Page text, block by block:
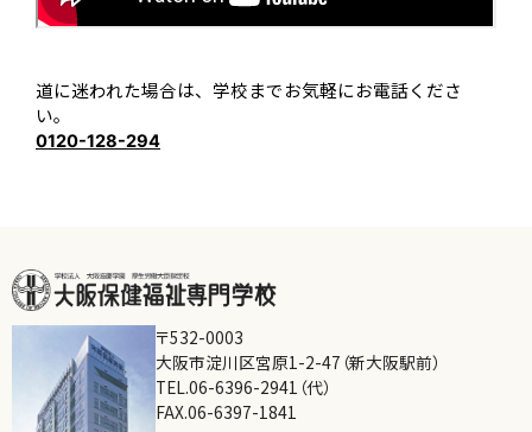
道に迷われた場合は、学校までお気軽にお電話くださ
い。
0120-128-294
〒532-0003
大阪市淀川区宮原1-2-47（新大阪駅前）
TEL.06-6396-2941（代）
FAX.06-6397-1841